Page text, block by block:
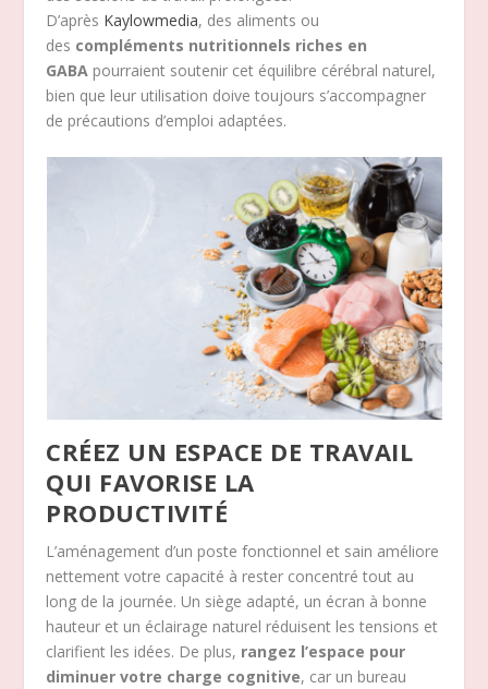
D’après Kaylowmedia, des aliments ou
des compléments nutritionnels riches en
GABA pourraient soutenir cet équilibre cérébral naturel,
bien que leur utilisation doive toujours s’accompagner
de précautions d’emploi adaptées.
CRÉEZ UN ESPACE DE TRAVAIL
QUI FAVORISE LA
PRODUCTIVITÉ
L’aménagement d’un poste fonctionnel et sain améliore
nettement votre capacité à rester concentré tout au
long de la journée. Un siège adapté, un écran à bonne
hauteur et un éclairage naturel réduisent les tensions et
clarifient les idées. De plus, rangez l’espace pour
diminuer votre charge cognitive, car un bureau